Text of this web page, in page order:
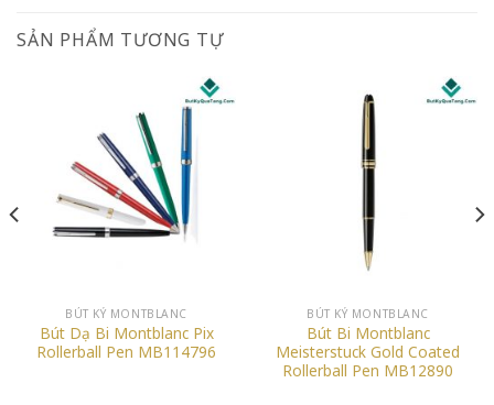
SẢN PHẨM TƯƠNG TỰ
BÚT KÝ MONTBLANC
Bút Dạ Bi Montblanc Pix
Rollerball Pen MB114796
BÚT KÝ MONTBLANC
Bút Bi Montblanc
Meisterstuck Gold Coated
Rollerball Pen MB12890